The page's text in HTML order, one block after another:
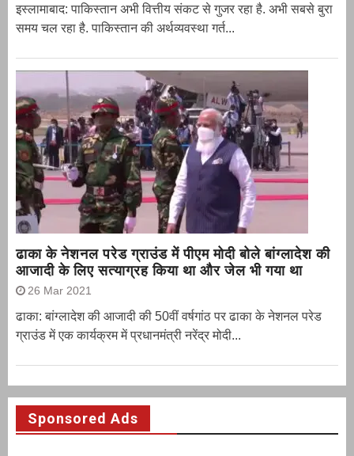
इस्लामाबाद: पाकिस्तान अभी वित्तीय संकट से गुजर रहा है. अभी सबसे बुरा
समय चल रहा है. पाकिस्तान की अर्थव्यवस्था गर्त...
ढाका के नेशनल परेड ग्राउंड में पीएम मोदी बोले बांग्लादेश की
आजादी के लिए सत्याग्रह किया था और जेल भी गया था
26 Mar 2021
ढाका: बांग्लादेश की आजादी की 50वीं वर्षगांठ पर ढाका के नेशनल परेड
ग्राउंड में एक कार्यक्रम में प्रधानमंत्री नरेंद्र मोदी...
Sponsored Ads